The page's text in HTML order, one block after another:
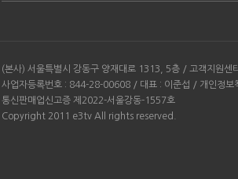
(본사) 서울특별시 강동구 양재대로 1313, 5층 / 고객지원
사업자등록번호 : 844-28-00608 / 대표 : 이준섭 / 개인정보
통신판매업신고증 제2022-서울강동-1557호
Copyright 2011 e3tv All rights reserved.